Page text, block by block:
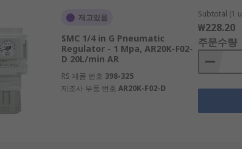
재고있음
SMC 1/4 in G Pneumatic
Regulator - 1 Mpa, AR20K-F02-
D 20L/min AR
RS 제품 번호 398-325
제조사 부품 번호 AR20K-F02-D
Subtotal (1
₩228.20
주문수량